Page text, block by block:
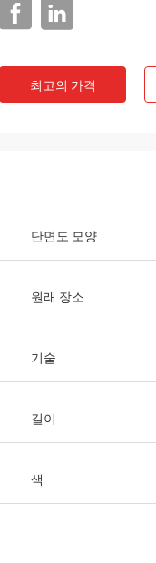
최고의 가격
단면도 모양
원래 장소
기술
길이
색